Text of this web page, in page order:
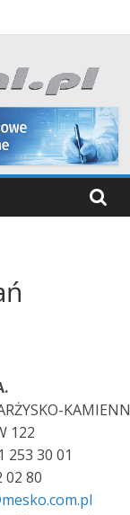
122
253 30 01
02 80